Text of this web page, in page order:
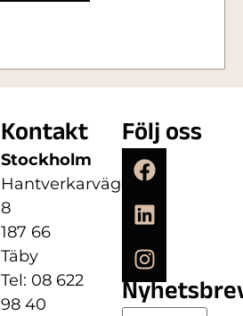
Kontakt
Stockholm
Hantverkarvägen
8
187 66
Täby
Tel: 08 622
98 40
Följ oss